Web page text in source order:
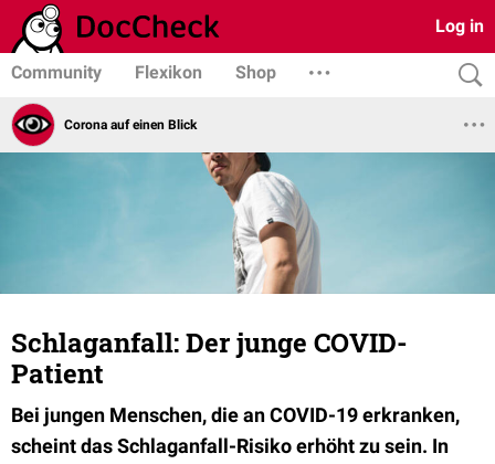
Log in
Community Flexikon Shop
Corona auf einen Blick
Schlaganfall: Der junge COVID-
Patient
Bei jungen Menschen, die an COVID-19 erkranken,
scheint das Schlaganfall-Risiko erhöht zu sein. In